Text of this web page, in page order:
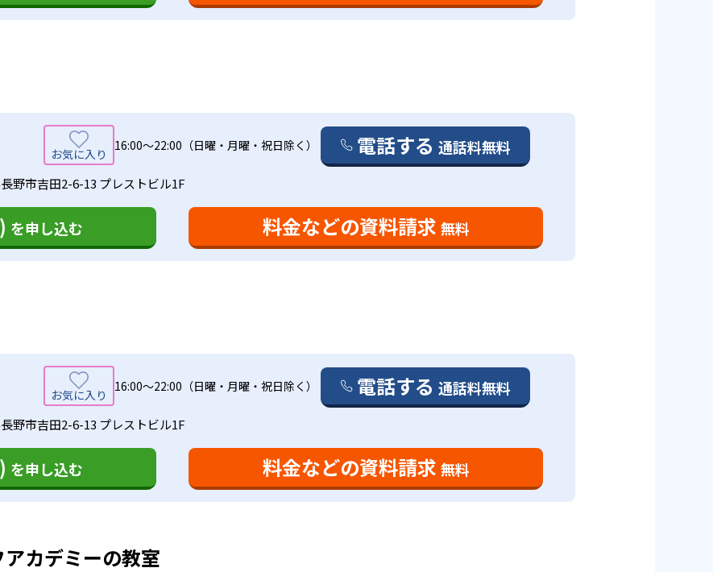
16:00〜22:00（日曜・月曜・祝日除く） 電話する 通話料無料
野市吉田2-6-13 プレストビル1F
を申し込む 料金などの資料請求 無料
16:00〜22:00（日曜・月曜・祝日除く） 電話する 通話料無料
野市吉田2-6-13 プレストビル1F
を申し込む 料金などの資料請求 無料
カデミーの教室